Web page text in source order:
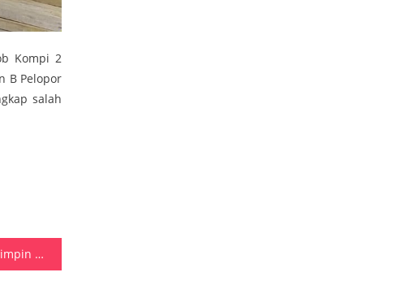
Kompi 2
B Pelopor
salah
Kapolda Maluku Pimpin Korps Raport, Kenaikan Pangkat Perwira Baharkam Polri AKBP Julius Marlatu Apono Jadi Kombes Pol